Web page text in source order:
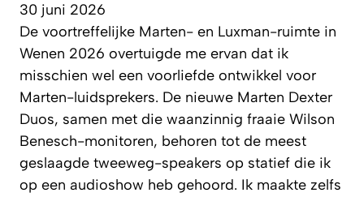
30 juni 2026
De voortreffelijke Marten- en Luxman-ruimte in
Wenen 2026 overtuigde me ervan dat ik
misschien wel een voorliefde ontwikkel voor
Marten-luidsprekers. De nieuwe Marten Dexter
Duos, samen met die waanzinnig fraaie Wilson
Benesch-monitoren, behoren tot de meest
geslaagde tweeweg-speakers op statief die ik
op een audioshow heb gehoord. Ik maakte zelfs